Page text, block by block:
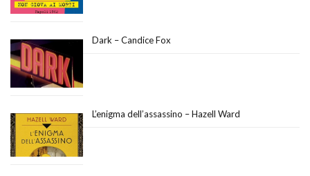
Dark – Candice Fox
L’enigma dell’assassino – Hazell Ward